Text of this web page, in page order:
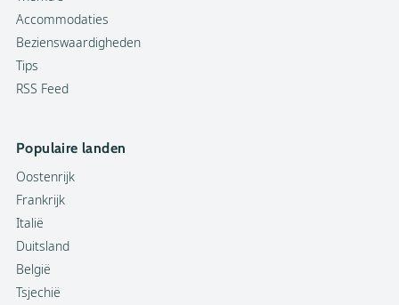
Accommodaties
Bezienswaardigheden
Tips
RSS Feed
Populaire landen
Oostenrijk
Frankrijk
Italië
Duitsland
België
Tsjechië